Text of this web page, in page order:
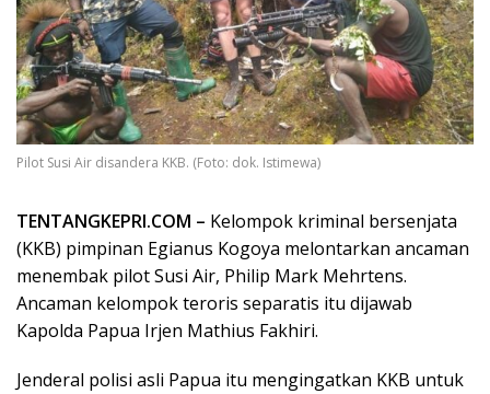
Pilot Susi Air disandera KKB. (Foto: dok. Istimewa)
TENTANGKEPRI.COM – Kelompok kriminal bersenjata
(KKB) pimpinan Egianus Kogoya melontarkan ancaman
menembak pilot Susi Air, Philip Mark Mehrtens.
Ancaman kelompok teroris separatis itu dijawab
Kapolda Papua Irjen Mathius Fakhiri.
Jenderal polisi asli Papua itu mengingatkan KKB untuk